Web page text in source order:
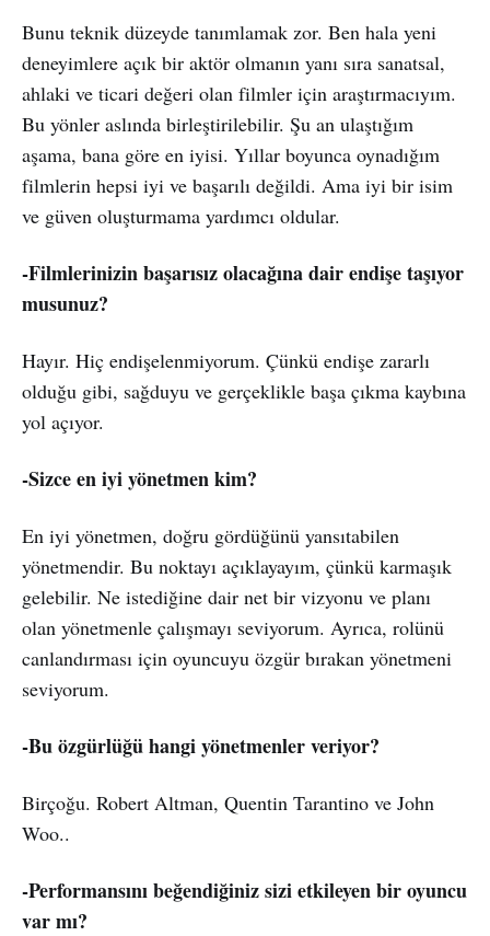
Bunu teknik düzeyde tanımlamak zor. Ben hala yeni
deneyimlere açık bir aktör olmanın yanı sıra sanatsal,
ahlaki ve ticari değeri olan filmler için araştırmacıyım.
Bu yönler aslında birleştirilebilir. Şu an ulaştığım
aşama, bana göre en iyisi. Yıllar boyunca oynadığım
filmlerin hepsi iyi ve başarılı değildi. Ama iyi bir isim
ve güven oluşturmama yardımcı oldular.
-Filmlerinizin başarısız olacağına dair endişe taşıyor
musunuz?
Hayır. Hiç endişelenmiyorum. Çünkü endişe zararlı
olduğu gibi, sağduyu ve gerçeklikle başa çıkma kaybına
yol açıyor.
-Sizce en iyi yönetmen kim?
En iyi yönetmen, doğru gördüğünü yansıtabilen
yönetmendir. Bu noktayı açıklayayım, çünkü karmaşık
gelebilir. Ne istediğine dair net bir vizyonu ve planı
olan yönetmenle çalışmayı seviyorum. Ayrıca, rolünü
canlandırması için oyuncuyu özgür bırakan yönetmeni
seviyorum.
-Bu özgürlüğü hangi yönetmenler veriyor?
Birçoğu. Robert Altman, Quentin Tarantino ve John
Woo..
-Performansını beğendiğiniz sizi etkileyen bir oyuncu
var mı?